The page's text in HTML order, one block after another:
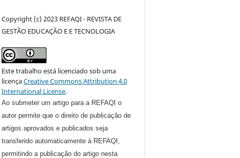
Copyright (c) 2023 REFAQI - REVISTA DE
GESTÃO EDUCAÇÃO E E TECNOLOGIA
Este trabalho está licenciado sob uma
licençaCreative Commons Attribution 4.0
International License.
Ao submeter um artigo para a REFAQI o
autor permite que o direito de publicação de
artigos aprovados e publicados seja
transferido automaticamente à REFAQI,
permitindo a publicação do artigo nesta